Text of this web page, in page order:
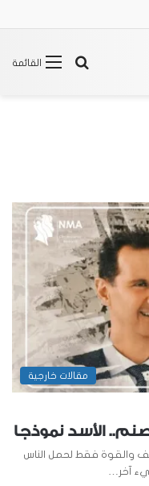
القائمة
بحث
مقالات خارجية
الأسد نموذجا
والقوة فقط لحمل الناس
آخر…